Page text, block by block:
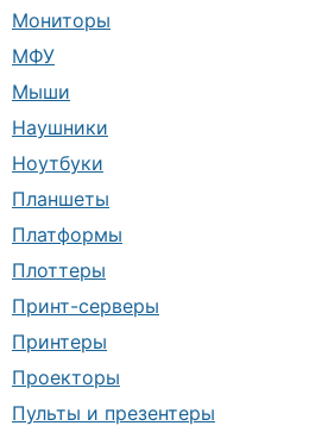
Мониторы
МФУ
Мыши
Наушники
Ноутбуки
Планшеты
Платформы
Плоттеры
Принт-серверы
Принтеры
Проекторы
Пульты и презентеры